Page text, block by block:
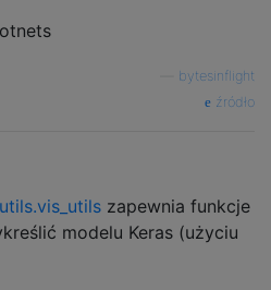
bytesinflight
źródło
zapewnia funkcje
modelu Keras (użyciu